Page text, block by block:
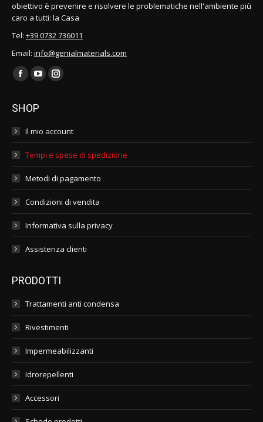
obiettivo è prevenire e risolvere le problematiche nell'ambiente più
caro a tutti: la Casa
Tel: +39 0732 736011
Email: info@genialmaterials.com
Find us on:
Facebook
opens
in
new
window
YouTube
opens
new
window
Instagram
new
window
SHOP
Il mio account
Tempi e spese di spedizione
Metodi di pagamento
Condizioni di vendita
Informativa sulla privacy
Assistenza clienti
PRODOTTI
Trattamenti anti condensa
Rivestimenti
Impermeabilizzanti
Idrorepellenti
Accessori